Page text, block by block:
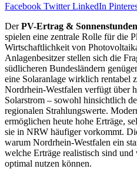
Facebook Twitter LinkedIn
DerPV-Ertrag &
spielen eine zentrale Rolle für die
Wirtschaftlichkeit von
Anlagenbesitzer stellen sich die
südlicheren Bundesländern
eine Solaranlage wirklich rentabel
Nordrhein-Westfalen verfügt über
Solarstrom – sowohl hinsichtlich
regionalen Strahlungswerte.
ermöglichen heute hohe Erträge,
sie in NRW häufiger vorkommt.
warum Nordrhein-Westfalen ein
welche Erträge realistisch sind
optimal nutzen können.